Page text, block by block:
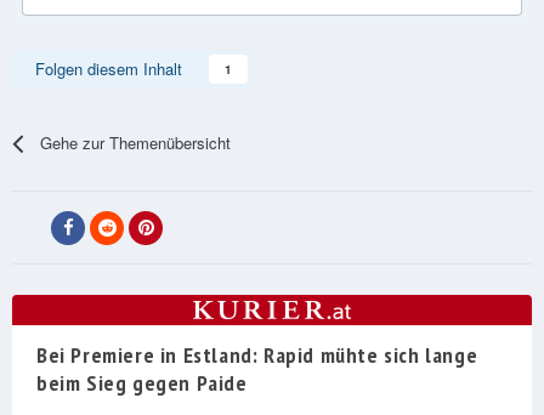
Folgen diesem Inhalt 1
Gehe zur Themenübersicht
Bei Premiere in Estland: Rapid mühte sich lange
beim Sieg gegen Paide